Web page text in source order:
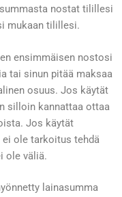
nostat tilillesi
mukaan tilillesi.
ensimmäisen nostosi
tai sinun pitää maksaa
osuus. Jos käytät
silloin kannattaa ottaa
Jos käytät
ole tarkoitus tehdä
ole väliä.
lainasumma